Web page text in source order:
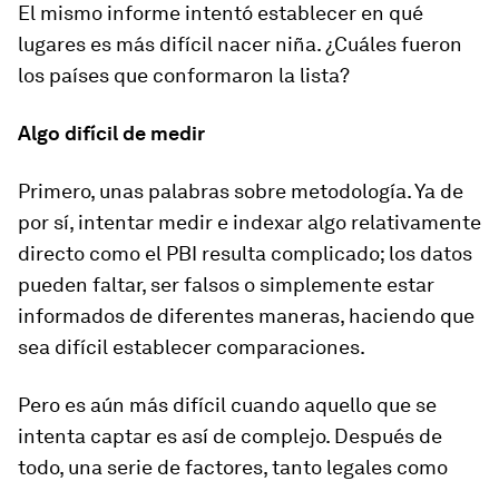
El mismo informe intentó establecer en qué
lugares es más difícil nacer niña. ¿Cuáles fueron
los países que conformaron la lista?
Algo difícil de medir
Primero, unas palabras sobre metodología. Ya de
por sí, intentar medir e indexar algo relativamente
directo como el PBI resulta complicado; los datos
pueden faltar, ser falsos o simplemente estar
informados de diferentes maneras, haciendo que
sea difícil establecer comparaciones.
Pero es aún más difícil cuando aquello que se
intenta captar es así de complejo. Después de
todo, una serie de factores, tanto legales como